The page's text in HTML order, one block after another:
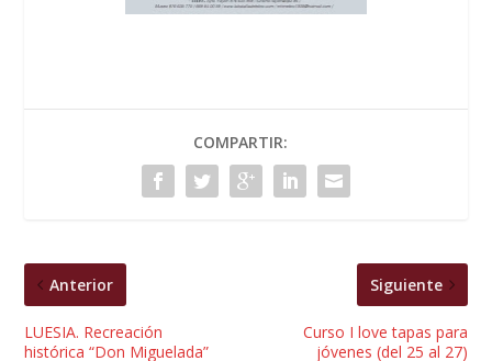
COMPARTIR:
Anterior
LUESIA. Recreación
histórica “Don Miguelada”
Siguiente
Curso I love tapas para
jóvenes (del 25 al 27)